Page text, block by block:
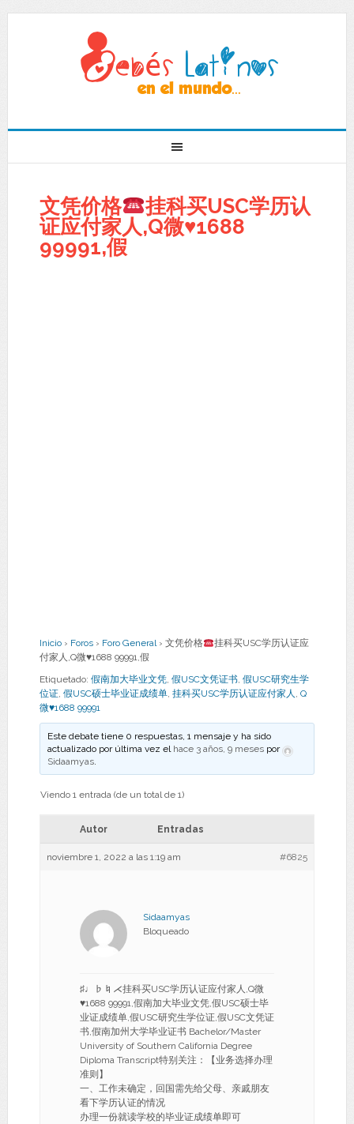
文凭价格
挂科买USC学历认
证应付家人,Q微♥1688
99991,假
Inicio › Foros › Foro General › 文凭价格
挂科买USC学历认证应
付家人,Q微♥1688 99991,假
Etiquetado: 假南加大毕业文凭, 假USC文凭证书, 假USC研究生学
位证, 假USC硕士毕业证成绩单, 挂科买USC学历认证应付家人 , Q
微♥1688 99991
Este debate tiene 0 respuestas, 1 mensaje y ha sido
actualizado por última vez el hace 3 años, 9 meses por
Sidaamyas.
Viendo 1 entrada (de un total de 1)
Autor Entradas
noviembre 1, 2022 a las 1:19 am #6825
Sidaamyas
Bloqueado
♯♩♭♮⋌挂科买USC学历认证应付家人,Q微
♥1688 99991,假南加大毕业文凭,假USC硕士毕
业证成绩单,假USC研究生学位证,假USC文凭证
书,假南加州大学毕业证书 Bachelor/Master
University of Southern California Degree
Diploma Transcript特别关注：【业务选择办理
准则】
一、工作未确定，回国需先给父母、亲戚朋友
看下学历认证的情况
办理一份就读学校的毕业证成绩单即可